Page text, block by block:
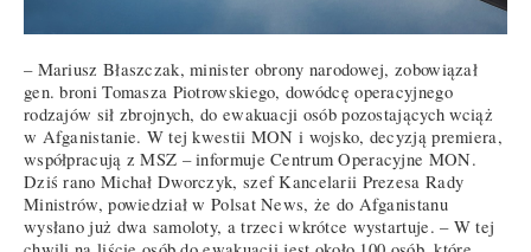
– Mariusz Błaszczak, minister obrony narodowej, zobowiązał
gen. broni Tomasza Piotrowskiego, dowódcę operacyjnego
rodzajów sił zbrojnych, do ewakuacji osób pozostających wciąż
w Afganistanie. W tej kwestii MON i wojsko, decyzją premiera,
współpracują z MSZ – informuje Centrum Operacyjne MON.
Dziś rano Michał Dworczyk, szef Kancelarii Prezesa Rady
Ministrów, powiedział w Polsat News, że do Afganistanu
wysłano już dwa samoloty, a trzeci wkrótce wystartuje. – W tej